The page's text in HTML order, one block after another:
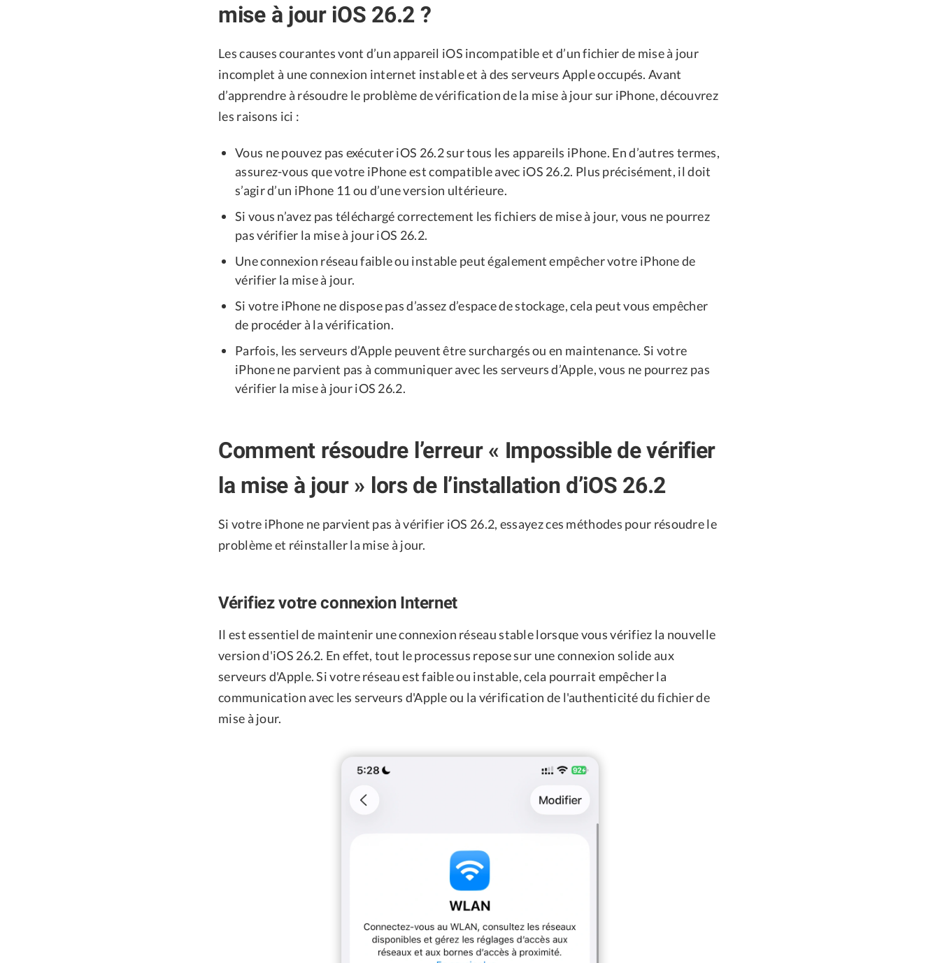
mise à jour iOS 26.2 ?
Les causes courantes vont d’un appareil iOS incompatible et d’un fichier de mise à jour
incomplet à une connexion internet instable et à des serveurs Apple occupés. Avant
d’apprendre à résoudre le problème de vérification de la mise à jour sur iPhone, découvrez
les raisons ici :
Vous ne pouvez pas exécuter iOS 26.2 sur tous les appareils iPhone. En d’autres termes,
assurez-vous que votre iPhone est compatible avec iOS 26.2. Plus précisément, il doit
s’agir d’un iPhone 11 ou d’une version ultérieure.
Si vous n’avez pas téléchargé correctement les fichiers de mise à jour, vous ne pourrez
pas vérifier la mise à jour iOS 26.2.
Une connexion réseau faible ou instable peut également empêcher votre iPhone de
vérifier la mise à jour.
Si votre iPhone ne dispose pas d’assez d’espace de stockage, cela peut vous empêcher
de procéder à la vérification.
Parfois, les serveurs d’Apple peuvent être surchargés ou en maintenance. Si votre
iPhone ne parvient pas à communiquer avec les serveurs d’Apple, vous ne pourrez pas
vérifier la mise à jour iOS 26.2.
Comment résoudre l’erreur « Impossible de vérifier
la mise à jour » lors de l’installation d’iOS 26.2
Si votre iPhone ne parvient pas à vérifier iOS 26.2, essayez ces méthodes pour résoudre le
problème et réinstaller la mise à jour.
Vérifiez votre connexion Internet
Il est essentiel de maintenir une connexion réseau stable lorsque vous vérifiez la nouvelle
version d'iOS 26.2. En effet, tout le processus repose sur une connexion solide aux
serveurs d'Apple. Si votre réseau est faible ou instable, cela pourrait empêcher la
communication avec les serveurs d'Apple ou la vérification de l'authenticité du fichier de
mise à jour.